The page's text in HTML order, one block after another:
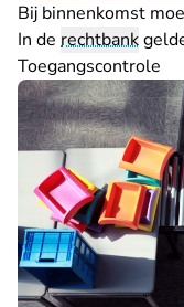
Bij binnenkomst
In de rechtbank
Toegangscontrole